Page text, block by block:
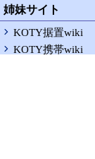
姉妹サイト
KOTY据置wiki
KOTY携帯wiki